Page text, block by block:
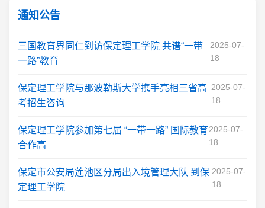
通知公告
三国教育界同仁到访保定理工学院 共谱“一带
一路”教育
2025-07-
18
保定理工学院与那波勒斯大学携手亮相三省高
考招生咨询
2025-07-
18
保定理工学院参加第七届 “一带一路” 国际教育
合作高
2025-07-
18
保定市公安局莲池区分局出入境管理大队 到保
定理工学院
2025-07-
18